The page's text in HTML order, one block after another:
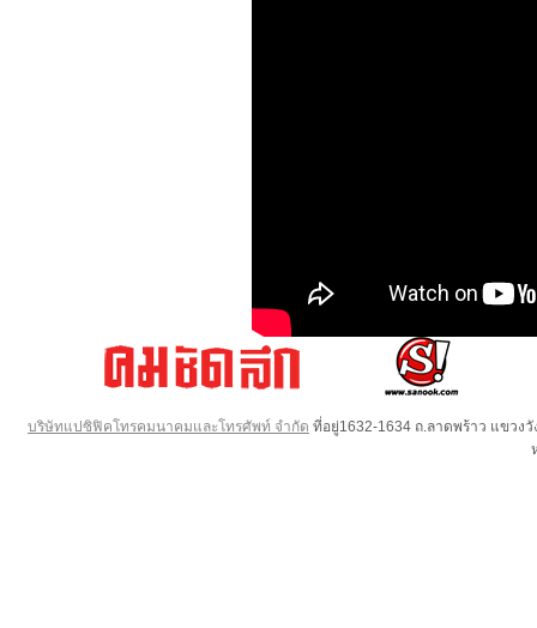
บริษัทแปซิฟิคโทรคมนาคมและโทรศัพท์ จำกัด ที่อยู่1632-1634 ถ.ลาดพร้าว แขวง